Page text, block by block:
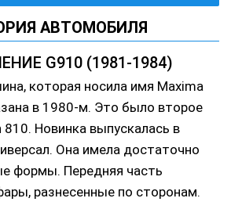
АВТОМОБИЛЯ
G910 (1981-1984)
которая носила имя Maxima
в 1980-м. Это было второе
810. Новинка выпускалась в
Она имела достаточно
формы. Передняя часть
разнесенные по сторонам.